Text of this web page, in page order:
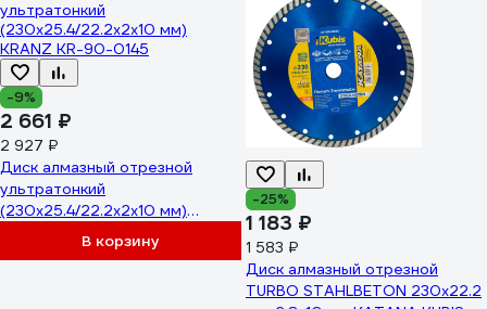
-9%
2 661 ₽
2 927 ₽
Диск алмазный отрезной
ультратонкий
(230x25.4/22.2x2x10 мм)
KRANZ KR-90-0145
В корзину
-25%
1 183 ₽
1 583 ₽
Диск алмазный отрезной
TURBO STAHLBETON 230х22.2